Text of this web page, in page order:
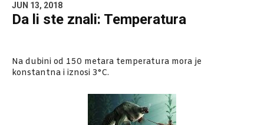
JUN 13, 2018
Da li ste znali: Temperatura
Na dubini od 150 metara temperatura mora je
konstantna i iznosi 3°C.